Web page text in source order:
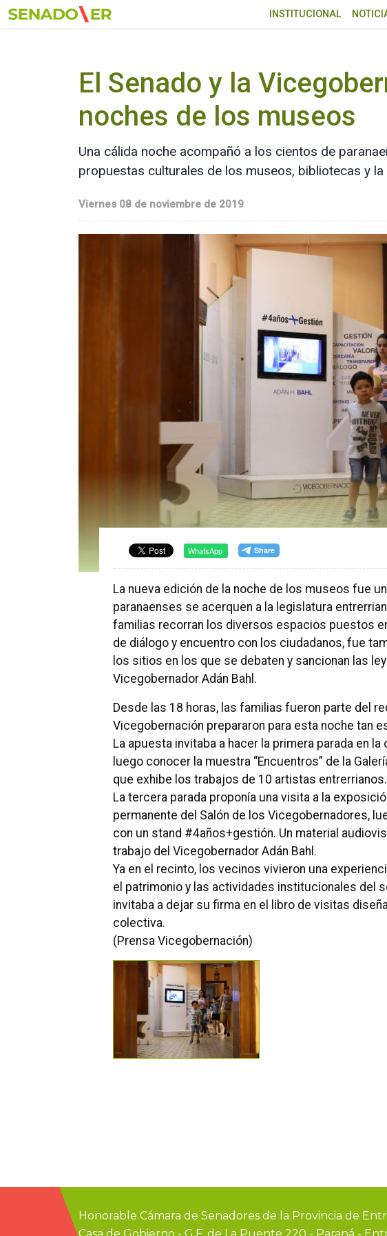
Ir al menú principal
INSTITUCIONAL
El Senado y la
noches de los museos
Una cálida noche acompañó a los cientos de
propuestas culturales de los museos, bibliotecas y
Viernes 08 de noviembre de 2019
WhatsApp
La nueva edición de la noche de los museos fue
paranaenses se acerquen a la legislatura
familias recorran los diversos espacios puestos
de diálogo y encuentro con los ciudadanos, fue
los sitios en los que se debaten y sancionan las
Vicegobernador Adán Bahl.
Desde las 18 horas, las familias fueron parte del
Vicegobernación prepararon para esta noche tan
La apuesta invitaba a hacer la primera parada en
luego conocer la muestra “Encuentros” de la
que exhibe los trabajos de 10 artistas entrerrianos.
La tercera parada proponía una visita a la
permanente del Salón de los Vicegobernadores,
con un stand #4años+gestión. Un material
trabajo del Vicegobernador Adán Bahl.
Ya en el recinto, los vecinos vivieron una
el patrimonio y las actividades institucionales del
invitaba a dejar su firma en el libro de visitas
colectiva.
(Prensa Vicegobernación)
Honorable Cámara de Senadores de la Provincia de
Casa de Gobierno - G.F. de La Puente 220 - Paraná -